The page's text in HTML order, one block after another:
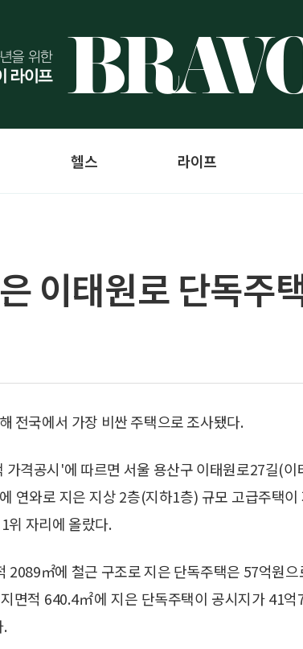
헬스 라이프
이태원로 단독
전국에서 가장 비싼 주택으로 조사됐다.
격공시'에 따르면 서울 용산구 이태원로27길(이
연와로 지은 지상 2층(지하1층) 규모 고급주택이
위 자리에 올랐다.
2089㎡에 철근 구조로 지은 단독주택은 57억원으
면적 640.4㎡에 지은 단독주택이 공시지가 41억
.